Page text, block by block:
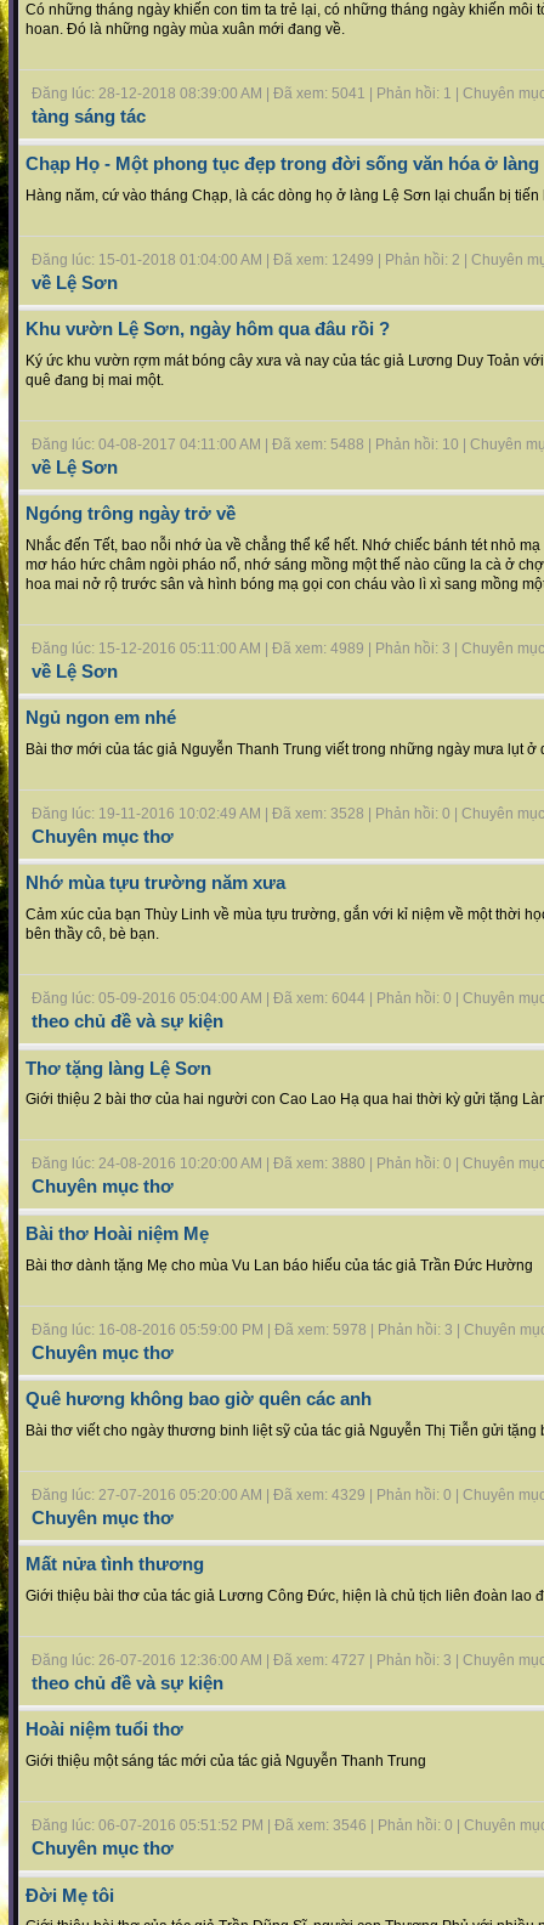
Có những tháng ngày khiến con tim ta trẻ lại, có những tháng ngày khiến môi
hoan. Đó là những ngày mùa xuân mới đang về.
Đăng lúc: 28-12-2018 08:39:00 AM | Đã xem: 5041 | Phản hồi: 1 | Chuyên
tàng sáng tác
Chạp Họ - Một phong tục đẹp trong đời sống văn hóa ở làng
Hàng năm, cứ vào tháng Chạp, là các dòng họ ở làng Lệ Sơn lại chuẩn bị tiến
Đăng lúc: 15-01-2018 01:04:00 AM | Đã xem: 12499 | Phản hồi: 2 | Chuyên
về Lệ Sơn
Khu vườn Lệ Sơn, ngày hôm qua đâu rồi ?
Ký ức khu vườn rợm mát bóng cây xưa và nay của tác giả Lương Duy Toản
quê đang bị mai một.
Đăng lúc: 04-08-2017 04:11:00 AM | Đã xem: 5488 | Phản hồi: 10 | Chuyên
về Lệ Sơn
Ngóng trông ngày trở về
Nhắc đến Tết, bao nỗi nhớ ùa về chẳng thể kể hết. Nhớ chiếc bánh tét nhỏ
mơ háo hức châm ngòi pháo nổ, nhớ sáng mồng một thế nào cũng la cà ở
hoa mai nở rộ trước sân và hình bóng mạ gọi con cháu vào lì xì sang mồng
Đăng lúc: 15-12-2016 05:11:00 AM | Đã xem: 4989 | Phản hồi: 3 | Chuyên
về Lệ Sơn
Ngủ ngon em nhé
Bài thơ mới của tác giả Nguyễn Thanh Trung viết trong những ngày mưa lụt ở
Đăng lúc: 19-11-2016 10:02:49 AM | Đã xem: 3528 | Phản hồi: 0 | Chuyên
Chuyên mục thơ
Nhớ mùa tựu trường năm xưa
Cảm xúc của bạn Thùy Linh về mùa tựu trường, gắn với kỉ niệm về một thời
bên thầy cô, bè bạn.
Đăng lúc: 05-09-2016 05:04:00 AM | Đã xem: 6044 | Phản hồi: 0 | Chuyên
theo chủ đề và sự kiện
Thơ tặng làng Lệ Sơn
Giới thiệu 2 bài thơ của hai người con Cao Lao Hạ qua hai thời kỳ gửi tặng
Đăng lúc: 24-08-2016 10:20:00 AM | Đã xem: 3880 | Phản hồi: 0 | Chuyên
Chuyên mục thơ
Bài thơ Hoài niệm Mẹ
Bài thơ dành tặng Mẹ cho mùa Vu Lan báo hiếu của tác giả Trần Đức Hường
Đăng lúc: 16-08-2016 05:59:00 PM | Đã xem: 5978 | Phản hồi: 3 | Chuyên
Chuyên mục thơ
Quê hương không bao giờ quên các anh
Bài thơ viết cho ngày thương binh liệt sỹ của tác giả Nguyễn Thị Tiễn gửi tặng
Đăng lúc: 27-07-2016 05:20:00 AM | Đã xem: 4329 | Phản hồi: 0 | Chuyên
Chuyên mục thơ
Mất nửa tình thương
Giới thiệu bài thơ của tác giả Lương Công Đức, hiện là chủ tịch liên đoàn lao
Đăng lúc: 26-07-2016 12:36:00 AM | Đã xem: 4727 | Phản hồi: 3 | Chuyên
theo chủ đề và sự kiện
Hoài niệm tuổi thơ
Giới thiệu một sáng tác mới của tác giả Nguyễn Thanh Trung
Đăng lúc: 06-07-2016 05:51:52 PM | Đã xem: 3546 | Phản hồi: 0 | Chuyên
Chuyên mục thơ
Đời Mẹ tôi